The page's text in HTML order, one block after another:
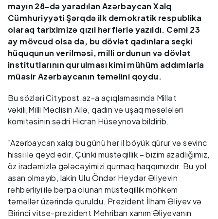
mayın 28-də yaradılan Azərbaycan Xalq
Cümhuriyyəti Şərqdə ilk demokratik respublika
olaraq tariximizə qızıl hərflərlə yazıldı. Cəmi 23
ay mövcud olsa da, bu dövlət qadınlara seçki
hüququnun verilməsi, milli ordunun və dövlət
institutlarının qurulması kimi mühüm addımlarla
müasir Azərbaycanın təməlini qoydu.
Bu sözləri Citypost.az-a açıqlamasında Millət
vəkili,Milli Məclisin Ailə, qadın və uşaq məsələləri
komitəsinin sədri Hicran Hüseynova bildirib.
"Azərbaycan xalqı bu günü hər il böyük qürur və sevinc
hissi ilə qeyd edir. Çünki müstəqillik – bizim azadlığımız,
öz iradəmizlə gələcəyimizi qurmaq haqqımızdır. Bu yol
asan olmayıb, lakin Ulu Öndər Heydər Əliyevin
rəhbərliyi ilə bərpa olunan müstəqillik möhkəm
təməllər üzərində quruldu. Prezident İlham Əliyev və
Birinci vitse-prezident Mehriban xanım Əliyevanın